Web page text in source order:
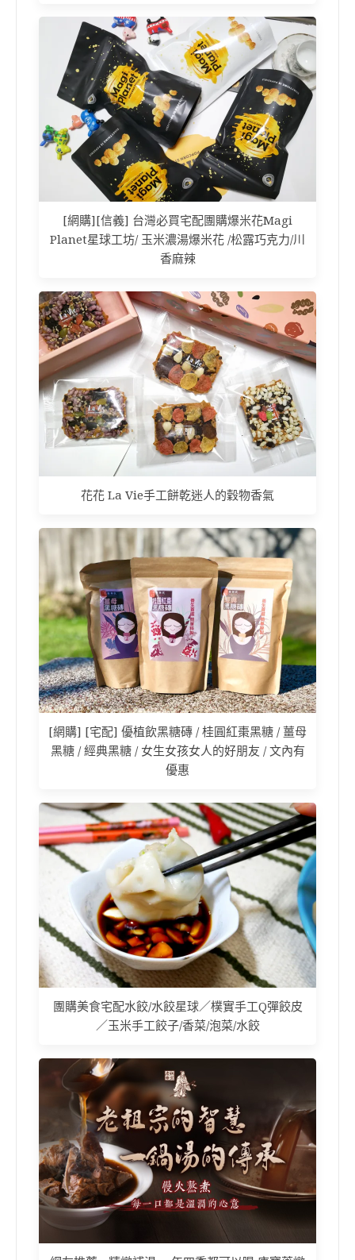
[網購][信義] 台灣必買宅配團購爆米花Magi
Planet星球工坊/ 玉米濃湯爆米花 /松露巧克力/川
香麻辣
花花 La Vie手工餅乾迷人的穀物香氣
[網購] [宅配] 優植飲黑糖磚 / 桂圓紅棗黑糖 / 薑母
黑糖 / 經典黑糖 / 女生女孩女人的好朋友 / 文內有
優惠
團購美食宅配水餃/水餃星球／樸實手工Q彈餃皮
／玉米手工餃子/香菜/泡菜/水餃